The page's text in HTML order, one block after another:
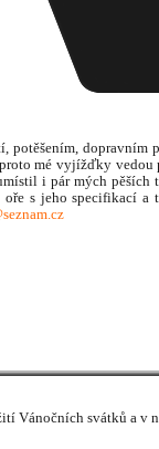
potěšením,
mé vyjížďky
i pár mých pěších
s jeho specifikací
Vánočních svátků a v